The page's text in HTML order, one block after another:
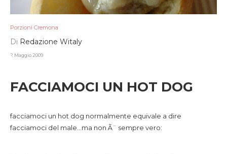
Porzioni Cremona
Di Redazione Witaly
2 Maggio 2009
FACCIAMOCI UN HOT DOG
facciamoci un hot dog normalmente equivale a dire
facciamoci del male…ma non Ã¨ sempre vero: